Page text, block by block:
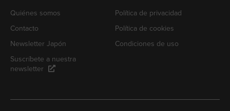
Quiénes somos
Contacto
Newsletter Japón
Suscríbete a nuestra
newsletter
Política de privacidad
Política de cookies
Condiciones de uso